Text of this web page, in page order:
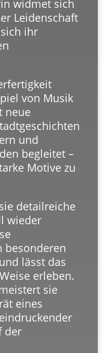
widmet sich
Leidenschaft
ihr
von Musik
neue
und
begleitet –
Motive zu
detailreiche
wieder
besonderen
lässt das
erleben.
sie
eines
der